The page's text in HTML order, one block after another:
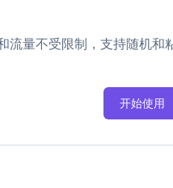
流量不受限制，支持随机和
开始使用